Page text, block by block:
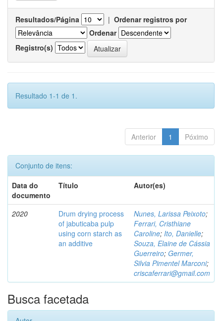
Resultados/Página | Ordenar registros por
Ordenar
Registro(s)
Resultado 1-1 de 1.
Anterior 1 Póximo
Conjunto de itens:
Data do
documento
Título Autor(es)
2020
Drum drying process
of jabuticaba pulp
using corn starch as
an additive
Nunes, Larissa Peixoto;
Ferrari, Cristhiane
Caroline; Ito, Danielle;
Souza, Elaine de Cássia
Guerreiro; Germer,
Silvia Pimentel Marconi;
criscaferrari@gmail.com
Busca facetada